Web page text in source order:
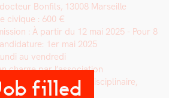
filled
Bon­fils, 13008 Mar­seille
civique : 600 €
: À par­tir du 12 mai 2025 - Pour 8
1er mai 2025
au ven­dre­di
charge par l’association
équipe jeune, pluridis­ci­plinaire,